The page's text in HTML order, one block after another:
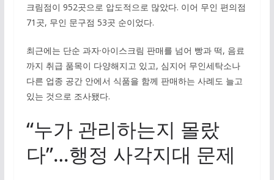
크림점이 952곳으로 압도적으로 많았다. 이어 무인 편의점
71곳, 무인 문구점 53곳 순이었다.
최근에는 단순 과자·아이스크림 판매를 넘어 빵과 떡, 음료
까지 취급 품목이 다양해지고 있고, 심지어 무인세탁소나
다른 업종 공간 안에서 식품을 함께 판매하는 사례도 늘고
있는 것으로 조사됐다.
“누가 관리하는지 몰랐
다”…행정 사각지대 문제